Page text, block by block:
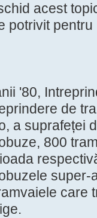
acest
potrivit
'80,
de
a suprafeței
800
super-
care